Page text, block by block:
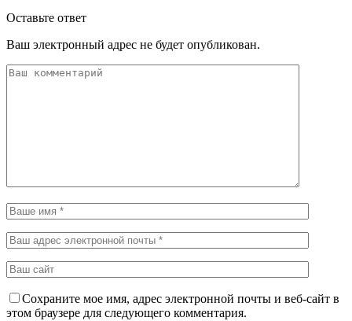
Оставьте ответ
Ваш электронный адрес не будет опубликован.
Сохраните мое имя, адрес электронной почты и веб-сайт в
этом браузере для следующего комментария.